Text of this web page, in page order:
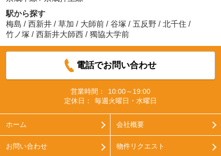
駅から探す
梅島 / 西新井 / 草加 / 大師前 / 谷塚 / 五反野 / 北千住 /
竹ノ塚 / 西新井大師西 / 獨協大学前
電話でお問い合わせ
営業時間：
10:00～19:00
定休日：
毎週火曜日・水曜日
ホーム 会社概要
お問い合わせ 物件リクエスト